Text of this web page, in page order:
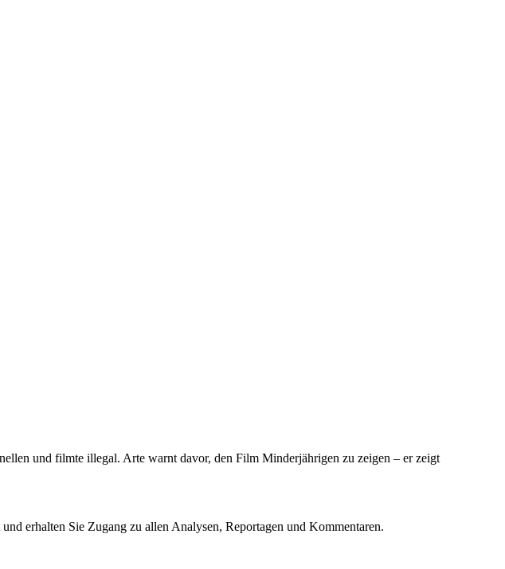
und filmte illegal. Arte warnt davor, den Film Minderjährigen zu zeigen – er zeigt
erhalten Sie Zugang zu allen Analysen, Reportagen und Kommentaren.